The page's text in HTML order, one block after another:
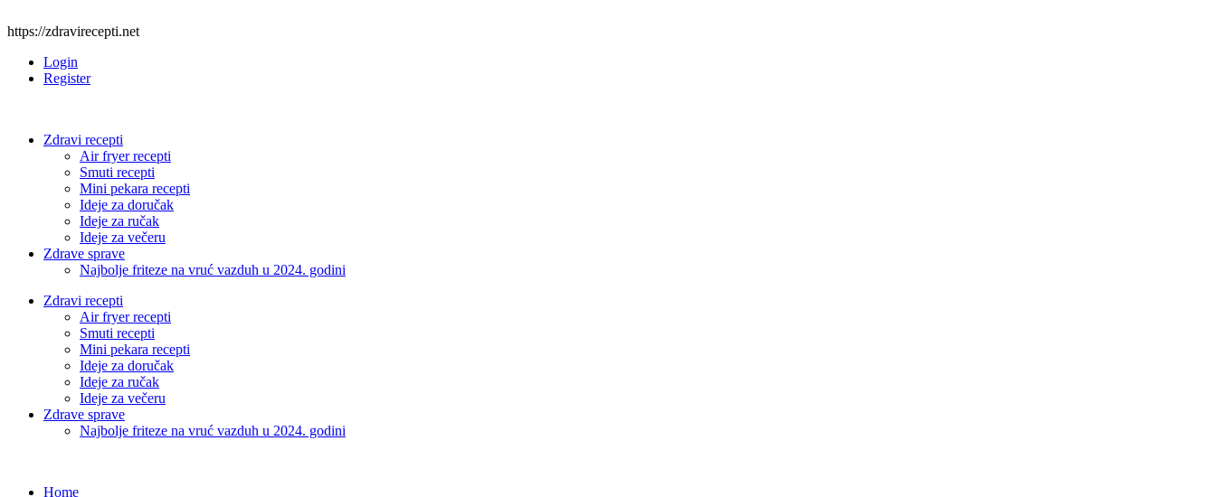
https://zdravirecepti.net
Login
Register
Zdravi recepti
Air fryer recepti
Smuti recepti
Mini pekara recepti
Ideje za doručak
Ideje za ručak
Ideje za večeru
Zdrave sprave
Najbolje friteze na vruć vazduh u 2024. godini
Zdravi recepti
Air fryer recepti
Smuti recepti
Mini pekara recepti
Ideje za doručak
Ideje za ručak
Ideje za večeru
Zdrave sprave
Najbolje friteze na vruć vazduh u 2024. godini
Home